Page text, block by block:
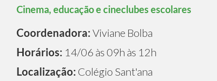
Cinema, educação e cineclubes escolares
Coordenadora:Viviane Bolba
Horários: 14/06 às 09h às 12h
Localização: Colégio Sant'ana